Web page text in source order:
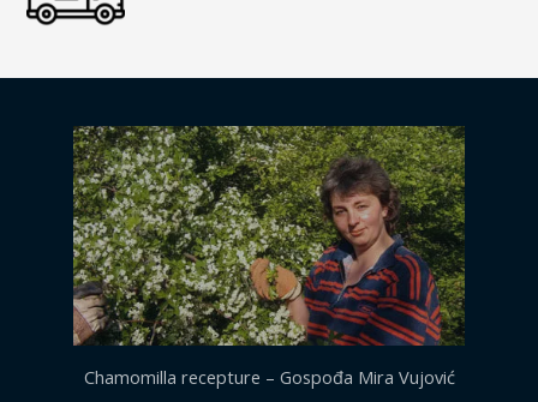
Chamomilla recepture – Gospođa Mira Vujović